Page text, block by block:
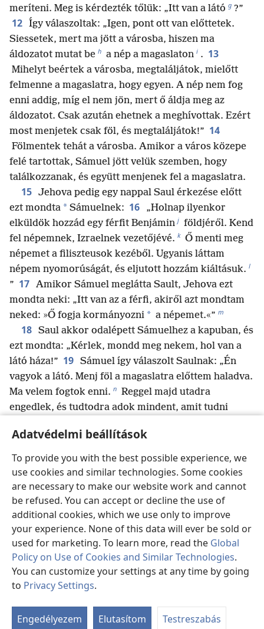
Adatvédelmi beállítások
To provide you with the best possible experience, we
use cookies and similar technologies. Some cookies
are necessary to make our website work and cannot
be refused. You can accept or decline the use of
additional cookies, which we use only to improve
your experience. None of this data will ever be sold or
used for marketing. To learn more, read the Global
Policy on Use of Cookies and Similar Technologies.
You can customize your settings at any time by going
to Privacy Settings.
Engedélyezem Elutasítom Testreszabás
meríteni. Meg is kérdezték tőlük: „Itt van a látó g ?”
12 Így válaszoltak: „Igen, pont ott van előttetek.
Siessetek, mert ma jött a városba, hiszen ma
áldozatot mutat be h a nép a magaslaton i . 13
Mihelyt beértek a városba, megtaláljátok, mielőtt
felmenne a magaslatra, hogy egyen. A nép nem fog
enni addig, míg el nem jön, mert ő áldja meg az
áldozatot. Csak azután ehetnek a meghívottak. Ezért
most menjetek csak föl, és megtaláljátok!” 14
Fölmentek tehát a városba. Amikor a város közepe
felé tartottak, Sámuel jött velük szemben, hogy
találkozzanak, és együtt menjenek fel a magaslatra.
15 Jehova pedig egy nappal Saul érkezése előtt
ezt mondta * Sámuelnek: 16
„Holnap ilyenkor
elküldök hozzád egy férfit Benjámin j földjéről. Kend
fel népemnek, Izraelnek vezetőjévé. k Ő menti meg
népemet a filiszteusok kezéből. Ugyanis láttam
népem nyomorúságát, és eljutott hozzám kiáltásuk. l
” 17 Amikor Sámuel meglátta Sault, Jehova ezt
mondta neki: „Itt van az a férfi, akiről azt mondtam
neked: »Ő fogja kormányozni * a népemet.«” m
18 Saul akkor odalépett Sámuelhez a kapuban, és
ezt mondta: „Kérlek, mondd meg nekem, hol van a
látó háza!” 19 Sámuel így válaszolt Saulnak: „Én
vagyok a látó. Menj föl a magaslatra előttem haladva.
Ma velem fogtok enni. n Reggel majd utadra
engedlek, és tudtodra adok mindent, amit tudni
három napja elvesztek, o ne aggódj, mert
előkerültek. És kié mindaz, ami kívánatos Izraelben?
Nemde a tiéd és apád egész családjáé * ? ” 21 Saul
erre így válaszolt: „Hát nem benjáminita vagyok én?
Nemde Izrael törzseinek legkisebbjéből
származom? Vajon nem az én családom a
legjelentéktelenebb Benjámin törzsének minden
családja közül? Miért mondasz nekem ilyeneket?”
22 Sámuel ekkor Sault meg a szolgáját az
étkezőhelyiségbe vezette. Nekik adta a főhelyet a
meghívottak között, akik úgy 30-an lehettek.
Sámuel így szólt a szakácshoz: „Hozd ki azt a részt,
amelyet odaadtam, és amelyről azt mondtam neked: